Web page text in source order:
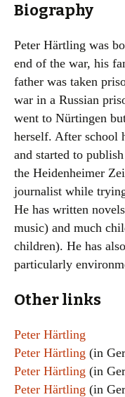
Biography
Peter Härtling was
end of the war, his
father was taken
war in a Russian
went to Nürtingen
herself. After school
and started to
the Heidenheimer
journalist while
He has written
music) and much
children). He has
particularly
Other links
Peter Härtling
Peter Härtling (in
Peter Härtling (in
Peter Härtling (in